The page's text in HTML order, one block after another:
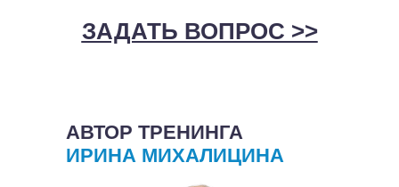
ЗАДАТЬ ВОПРОС >>
АВТОР ТРЕНИНГА
ИРИНА МИХАЛИЦИНА